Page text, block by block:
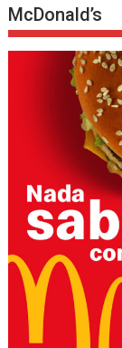
McDonald’s